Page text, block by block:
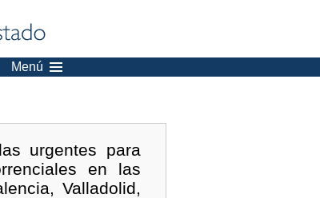
Menú
urgentes para
en las
Valladolid,